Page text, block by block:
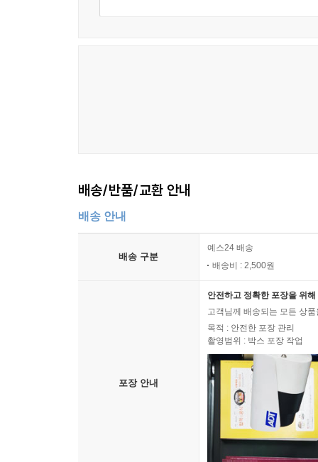
배송/반품/교환 안내
배송 안내
배송 구분
예스24 배송
배송비 : 2,500원
포장 안내
안전하고 정확한 포장을 위
고객님께 배송되는 모든 상
목적 : 안전한 포장 관리
촬영범위 : 박스 포장 작업